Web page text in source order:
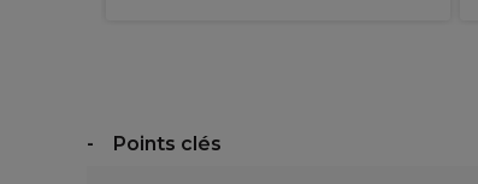
Points clés